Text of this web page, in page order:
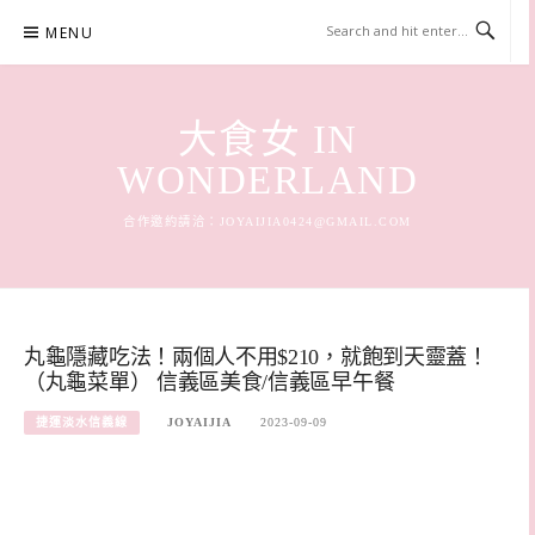
content
MENU
大食女 IN
WONDERLAND
合作邀約請洽： JOYAIJIA0424@GMAIL.COM
丸龜隱藏吃法！兩個人不用$210，就飽到天靈蓋！
（丸龜菜單） 信義區美食/信義區早午餐
捷運淡水信義線 JOYAIJIA 2023-09-09